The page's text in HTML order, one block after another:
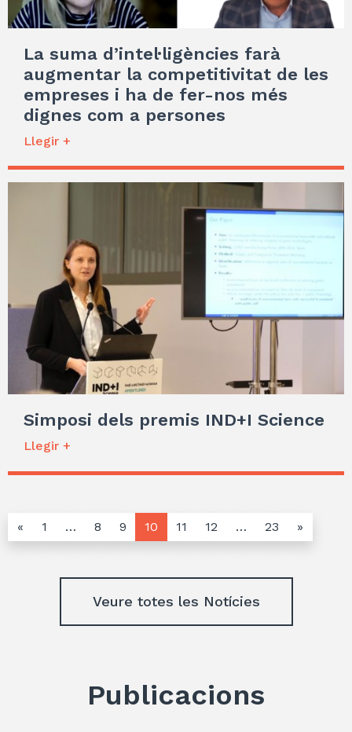
La suma d’intel·ligències farà
augmentar la competitivitat de les
empreses i ha de fer-nos més
dignes com a persones
Llegir +
Simposi dels premis IND+I Science
Llegir +
« 1 … 8 9 10 11 12 … 23 »
Veure totes les Notícies
Publicacions